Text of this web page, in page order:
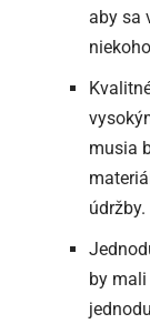
aby sa
musia
údržby.
by